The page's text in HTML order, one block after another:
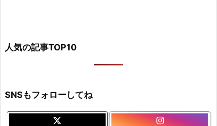
人気の記事TOP10
SNSもフォローしてね